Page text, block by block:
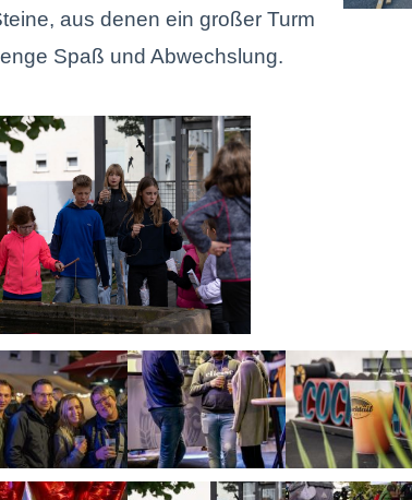
aus denen ein großer Turm
Spaß und Abwechslung.